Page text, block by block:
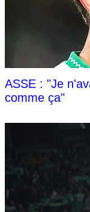
ASSE : "Je
comme ça"